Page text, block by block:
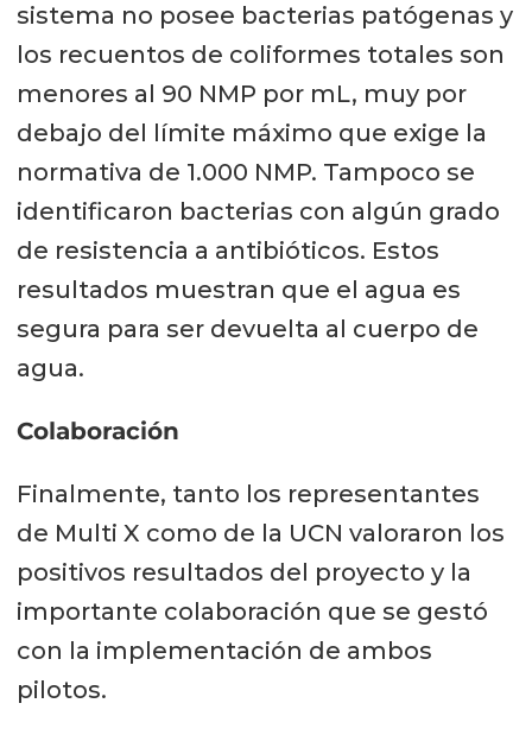
sistema no posee bacterias patógenas y
los recuentos de coliformes totales son
menores al 90 NMP por mL, muy por
debajo del límite máximo que exige la
normativa de 1.000 NMP. Tampoco se
identificaron bacterias con algún grado
de resistencia a antibióticos. Estos
resultados muestran que el agua es
segura para ser devuelta al cuerpo de
agua.
Colaboración
Finalmente, tanto los representantes
de Multi X como de la UCN valoraron los
positivos resultados del proyecto y la
importante colaboración que se gestó
con la implementación de ambos
pilotos.